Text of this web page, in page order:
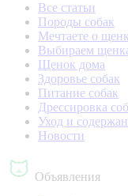
Все статьи
Породы собак
Мечтаете о
Выбираем
Щенок дома
Здоровье собак
Питание собак
Дрессировка
Уход и
Новости
Объявления